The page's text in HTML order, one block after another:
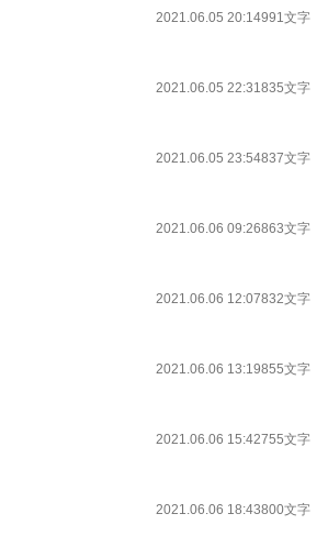
2021.06.05 20:14991文字
2021.06.05 22:31835文字
2021.06.05 23:54837文字
2021.06.06 09:26863文字
2021.06.06 12:07832文字
2021.06.06 13:19855文字
2021.06.06 15:42755文字
2021.06.06 18:43800文字